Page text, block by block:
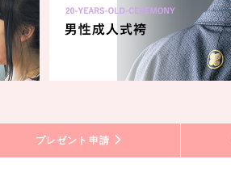
プレゼント申請